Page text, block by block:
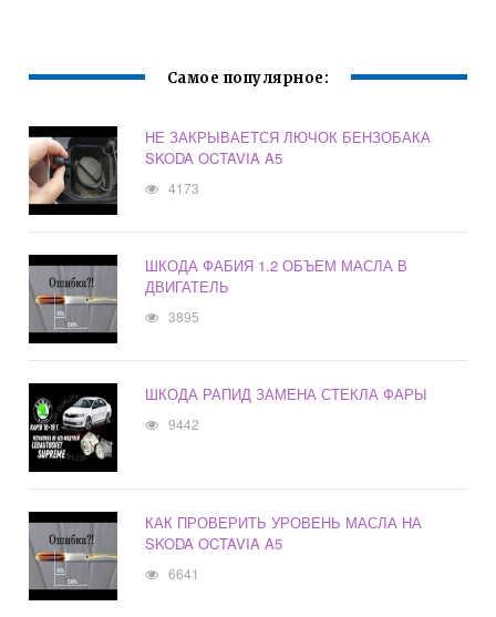
Самое популярное:
НЕ ЗАКРЫВАЕТСЯ ЛЮЧОК БЕНЗОБАКА
SKODA OCTAVIA A5
4173
ШКОДА ФАБИЯ 1.2 ОБЪЕМ МАСЛА В
ДВИГАТЕЛЬ
3895
ШКОДА РАПИД ЗАМЕНА СТЕКЛА ФАРЫ
9442
КАК ПРОВЕРИТЬ УРОВЕНЬ МАСЛА НА
SKODA OCTAVIA A5
6641